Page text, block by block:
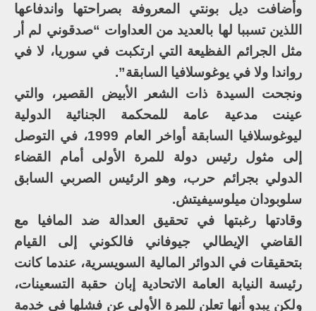
وأضافت ديل بونتي المعروفة بصراحتها واندفاعها
اللذين تسببا لها بالعديد من العداوات “صدقوني لم أر
مثل الجرائم الفظيعة التي ارتكبت في سوريا، لا في
رواندا ولا في يوغوسلافيا السابقة”.
ونجحت السيدة ذات الشعر الأبيض القصير، والتي
عينت مدعية عامة للمحكمة الجنائية الدولية
ليوغوسلافيا السابقة أواخر العام 1999، في التوصل
إلى مثول رئيس دولة للمرة الأولى أمام القضاء
الدولي بجرائم حرب، وهو الرئيس الصربي السابق
سلوبودان ميلوسيفيتش.
وقادتها رغبتها في تحقيق العدالة ضد المافيا مع
القاضي الإيطالي جيوفاني فالكوني إلى القيام
بتحقيقات في الدوائر المالية السويسرية، عندما كانت
رئيسة النيابة العامة الاتحادية إبان حقبة التسعينات،
ولكن يبدو أنها تعلن للمرة الأولى عن فشلها في خدمة